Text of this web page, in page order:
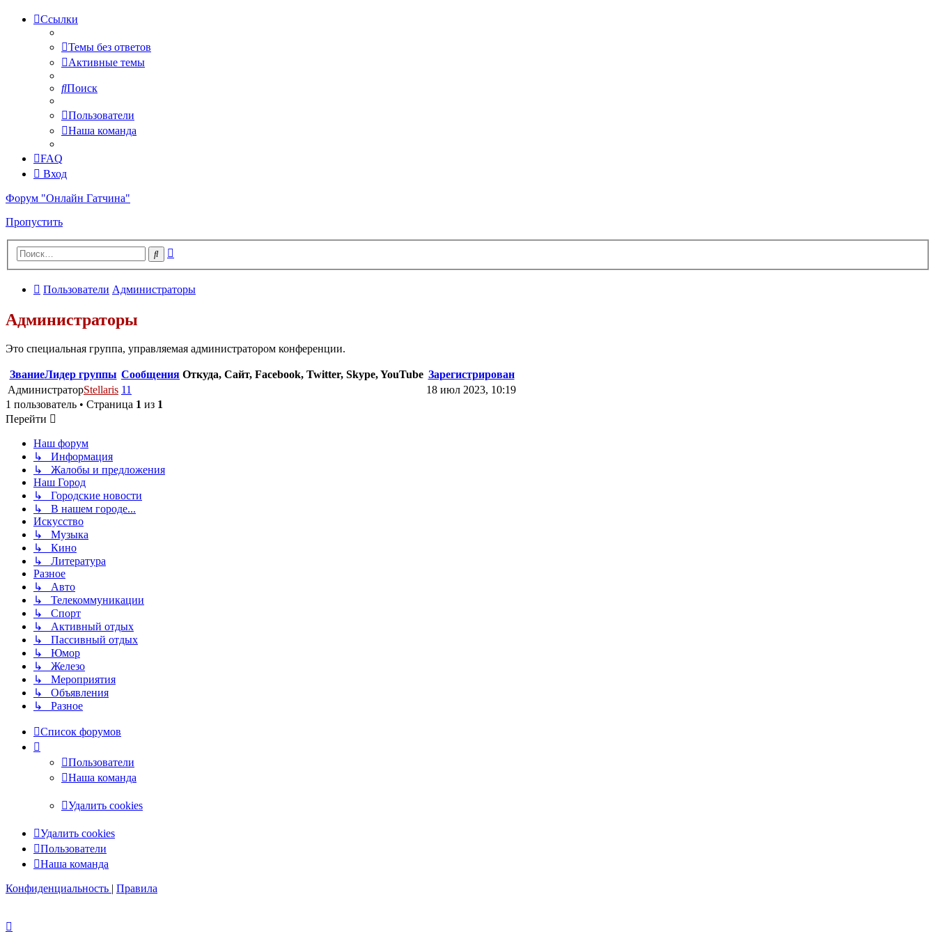
Ссылки
Темы без ответов
Активные темы
Поиск
Пользователи
Наша команда
FAQ
Вход
Форум "Онлайн Гатчина"
Пропустить
Поиск
Пользователи Администраторы
Администраторы
Это специальная группа, управляемая администратором конференции.
ЗваниеЛидер группы Сообщения Откуда, Сайт, Facebook, Twitter, Skype, YouTube Зарегистрирован
АдминистраторStellaris 11
18 июл 2023, 10:19
1 пользователь • Страница 1 из 1
Перейти
Наш форум
↳ Информация
↳ Жалобы и предложения
Наш Город
↳ Городские новости
↳ В нашем городе...
Искуcство
↳ Музыка
↳ Кино
↳ Литература
Разное
↳ Авто
↳ Телекоммуникации
↳ Спорт
↳ Активный отдых
↳ Пассивный отдых
↳ Юмор
↳ Железо
↳ Мероприятия
↳ Объявления
↳ Разное
Список форумов
Пользователи
Наша команда
Удалить cookies
Удалить cookies
Пользователи
Наша команда
Конфиденциальность | Правила